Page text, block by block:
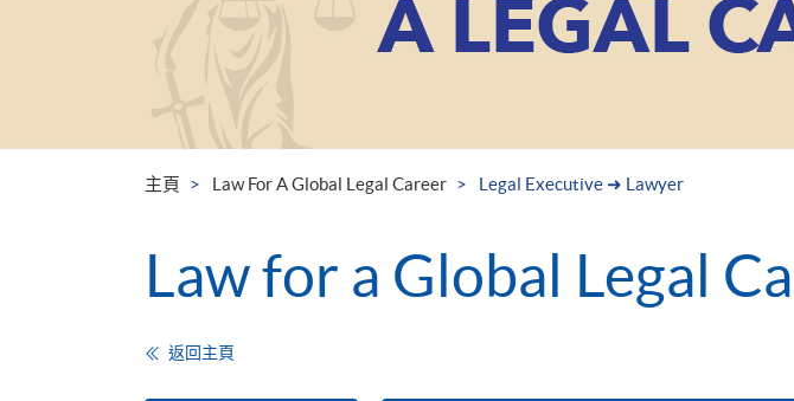
主頁 Law For A Global Legal Career Legal Executive ➜ Lawyer
Law for a Global Legal
返回主頁